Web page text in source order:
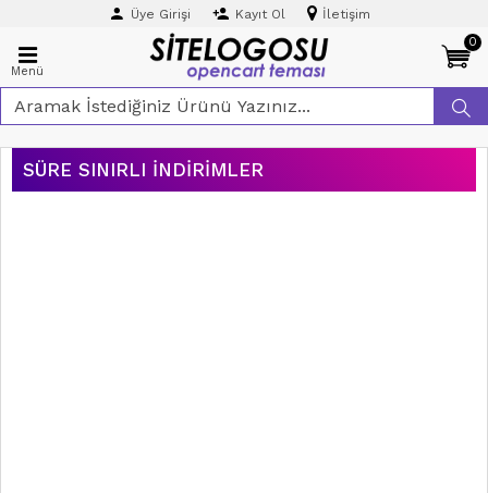
Üye Girişi Kayıt Ol İletişim
Menü
0
SÜRE SINIRLI İNDIRIMLER